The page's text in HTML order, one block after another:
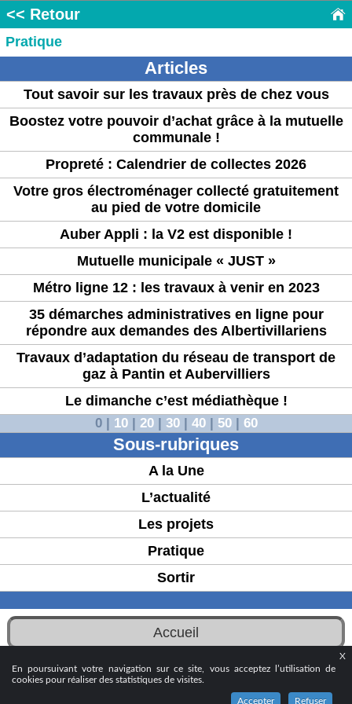
X
En poursuivant votre navigation sur ce site, vous acceptez l’utilisation de
cookies pour réaliser des statistiques de visites.
Accepter Refuser
<< Retour
Pratique
Articles
Tout savoir sur les travaux près de chez vous
Boostez votre pouvoir d’achat grâce à la mutuelle
communale !
Propreté : Calendrier de collectes 2026
Votre gros électroménager collecté gratuitement
au pied de votre domicile
Auber Appli : la V2 est disponible !
Mutuelle municipale « JUST »
Métro ligne 12 : les travaux à venir en 2023
35 démarches administratives en ligne pour
répondre aux demandes des Albertivillariens
Travaux d’adaptation du réseau de transport de
gaz à Pantin et Aubervilliers
Le dimanche c’est médiathèque !
0| 10| 20| 30| 40| 50| 60
Sous-rubriques
A la Une
L’actualité
Les projets
Pratique
Sortir
Accueil
© 2024 - Ville d’Aubervilliers